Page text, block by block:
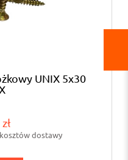
UNIX 5x30
dostawy